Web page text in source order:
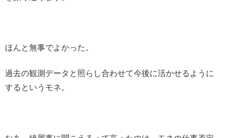
ほんと無事でよかった。
過去の観測データと照らし合わせて今後に活かせるように
するというモネ。